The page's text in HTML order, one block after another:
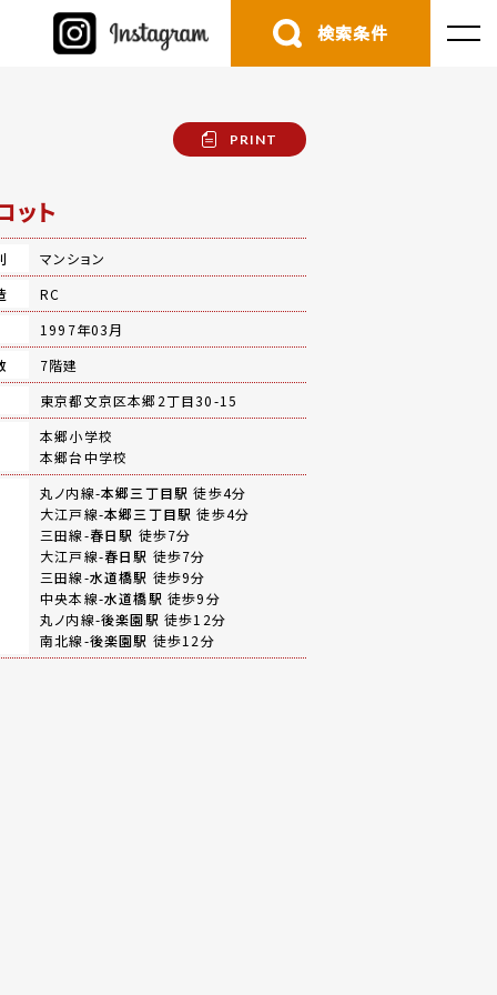
検索条件
PRINT
ット
マンション
RC
1997年03月
7階建
東京都文京区本郷2丁目30-15
本郷小学校
本郷台中学校
丸ノ内線-本郷三丁目駅 徒歩4分
大江戸線-本郷三丁目駅 徒歩4分
三田線-春日駅 徒歩7分
大江戸線-春日駅 徒歩7分
三田線-水道橋駅 徒歩9分
中央本線-水道橋駅 徒歩9分
丸ノ内線-後楽園駅 徒歩12分
南北線-後楽園駅 徒歩12分